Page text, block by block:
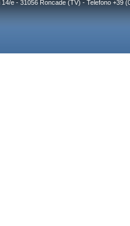
e - 31056 Roncade (TV) - Telefono